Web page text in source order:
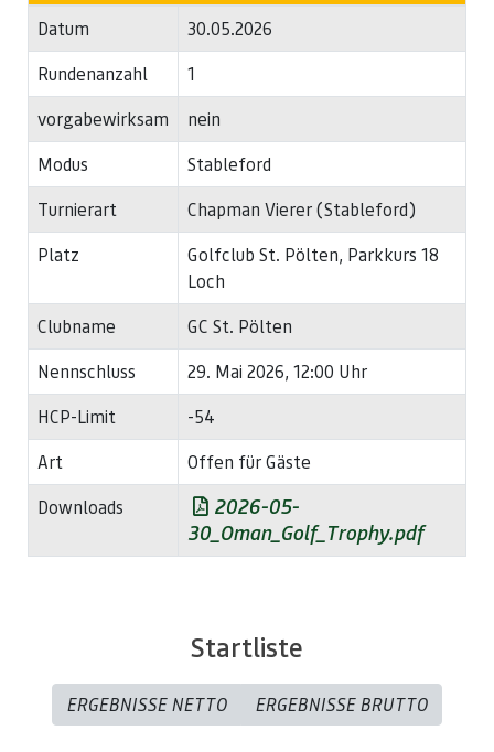
Datum
30.05.2026
Rundenanzahl
1
vorgabewirksam
nein
Modus
Stableford
Turnierart
Chapman Vierer (Stableford)
Platz
Golfclub St. Pölten, Parkkurs 18
Loch
Clubname
GC St. Pölten
Nennschluss
29. Mai 2026, 12:00 Uhr
HCP-Limit
-54
Art
Offen für Gäste
Downloads
2026-05-
30_Oman_Golf_Trophy.pdf
Startliste
ERGEBNISSE NETTO ERGEBNISSE BRUTTO